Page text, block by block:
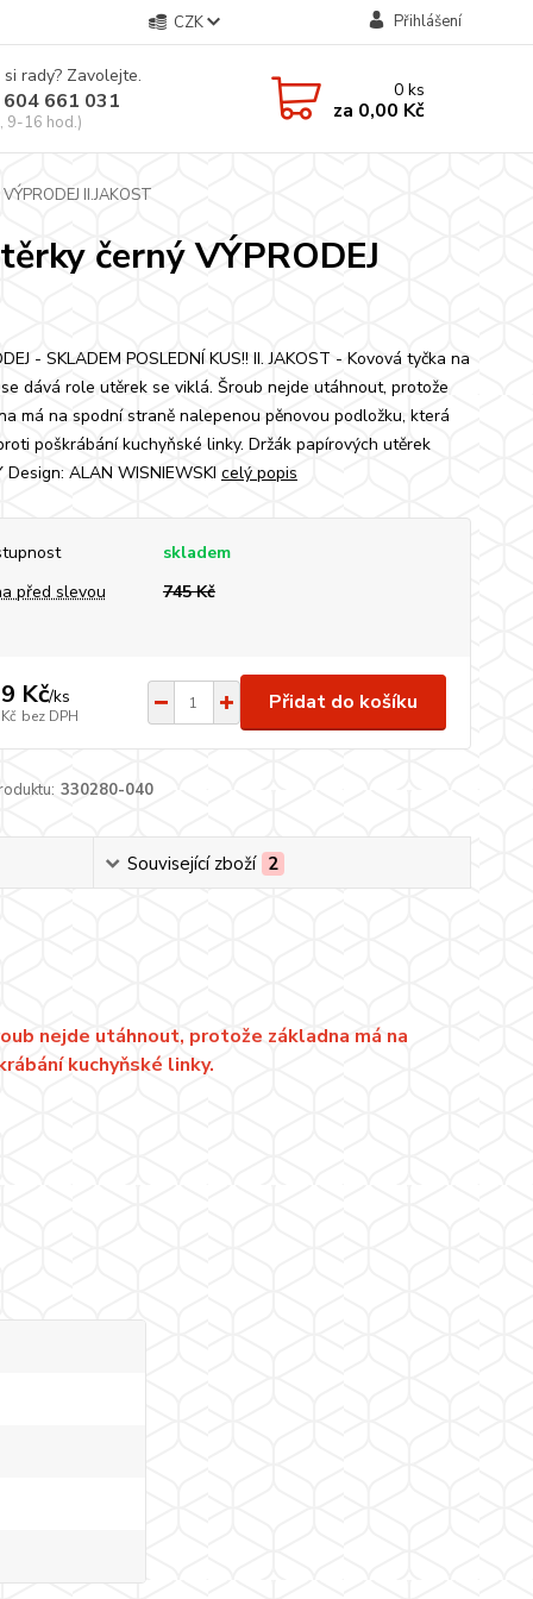
CZK Přihlášení
rady? Zavolejte.
661 031
9-16 hod.)
0ks
za 0,00 Kč
II.JAKOST
černý VÝPRODEJ
- SKLADEM POSLEDNÍ KUS!! II. JAKOST - Kovová tyčka na
dává role utěrek se viklá. Šroub nejde utáhnout, protože
má na spodní straně nalepenou pěnovou podložku, která
poškrábání kuchyňské linky. Držák papírových utěrek
Design: ALAN WISNIEWSKI celý popis
skladem
před slevou
745 Kč
Kč/ks
bez DPH
Přidat do košíku
330280-040
Související zboží 2
nejde utáhnout, protože základna má na
kuchyňské linky.